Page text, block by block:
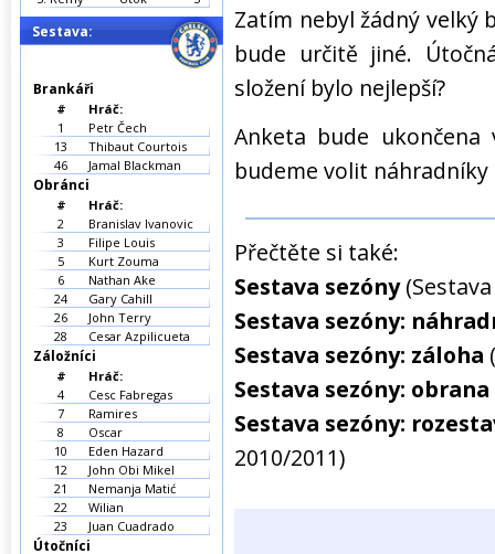
Zatím nebyl žádný velký
bude určitě jiné.
složení bylo nejlepší?
Anketa bude
budeme volit náhradníky
Přečtěte si také:
Sestava sezóny
Sestava sezóny:
Sestava sezóny: záloha
Sestava sezóny: obrana
Sestava sezóny:
2010/2011)
Sestava:
Brankáři
#
Hráč:
1
Petr Čech
13
Thibaut Courtois
46
Jamal Blackman
Obránci
#
Hráč:
2
Branislav Ivanovic
3
Filipe Louis
5
Kurt Zouma
6
Nathan Ake
24
Gary Cahill
26
John Terry
28
Cesar Azpilicueta
Záložníci
#
Hráč:
4
Cesc Fabregas
7
Ramires
8
Oscar
10
Eden Hazard
12
John Obi Mikel
21
Nemanja Matić
22
Wilian
23
Juan Cuadrado
Útočníci